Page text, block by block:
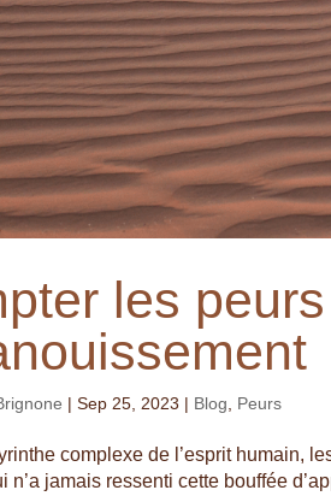
les
|Sep 25, 2023 | Blog, Peurs
complexe de l’esprit humain,
n’a jamais ressenti cette bouffée